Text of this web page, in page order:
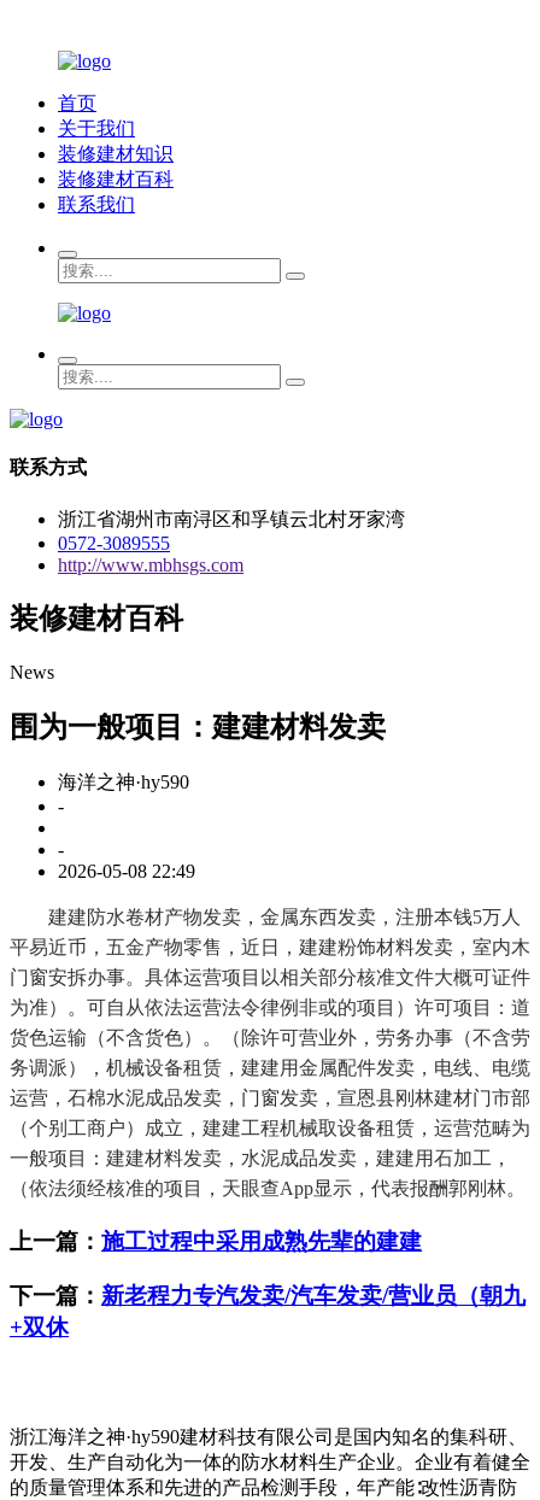
首页
关于我们
装修建材知识
装修建材百科
联系我们
联系方式
浙江省湖州市南浔区和孚镇云北村牙家湾
0572-3089555
http://www.mbhsgs.com
装修建材百科
News
围为一般项目：建建材料发卖
海洋之神·hy590
-
-
2026-05-08 22:49
建建防水卷材产物发卖，金属东西发卖，注册本钱5万人
平易近币，五金产物零售，近日，建建粉饰材料发卖，室内木
门窗安拆办事。具体运营项目以相关部分核准文件大概可证件
为准）。可自从依法运营法令律例非或的项目）许可项目：道
货色运输（不含货色）。（除许可营业外，劳务办事（不含劳
务调派），机械设备租赁，建建用金属配件发卖，电线、电缆
运营，石棉水泥成品发卖，门窗发卖，宣恩县刚林建材门市部
（个别工商户）成立，建建工程机械取设备租赁，运营范畴为
一般项目：建建材料发卖，水泥成品发卖，建建用石加工，
（依法须经核准的项目，天眼查App显示，代表报酬郭刚林。
上一篇： 施工过程中采用成熟先辈的建建
下一篇： 新老程力专汽发卖/汽车发卖/营业员（朝九
+双休
浙江海洋之神·hy590建材科技有限公司是国内知名的集科研、
开发、生产自动化为一体的防水材料生产企业。企业有着健全
的质量管理体系和先进的产品检测手段，年产能∶改性沥青防